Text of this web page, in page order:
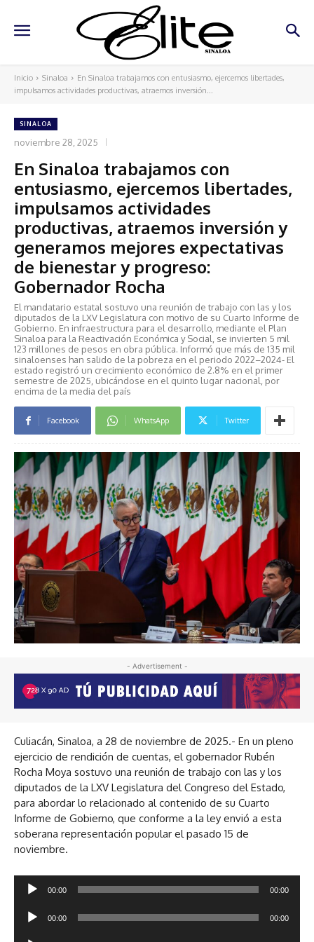
Inicio Sinaloa
En Sinaloa trabajamos con entusiasmo, ejercemos libertades,
impulsamos actividades productivas, atraemos inversión...
SINALOA
noviembre 28, 2025
En Sinaloa trabajamos con
entusiasmo, ejercemos libertades,
impulsamos actividades
productivas, atraemos inversión y
generamos mejores expectativas
de bienestar y progreso:
Gobernador Rocha
El mandatario estatal sostuvo una reunión de trabajo con las y los
diputados de la LXV Legislatura con motivo de su Cuarto Informe de
Gobierno. En infraestructura para el desarrollo, mediante el Plan
Sinaloa para la Reactivación Económica y Social, se invierten 5 mil
123 millones de pesos en obra pública. Informó que más de 135 mil
sinaloenses han salido de la pobreza en el periodo 2022–2024- El
estado registró un crecimiento económico de 2.8% en el primer
semestre de 2025, ubicándose en el quinto lugar nacional, por
encima de la media del país
Facebook WhatsApp Twitter
- Advertisement -
Culiacán, Sinaloa, a 28 de noviembre de 2025.- En un pleno
ejercicio de rendición de cuentas, el gobernador Rubén
Rocha Moya sostuvo una reunión de trabajo con las y los
diputados de la LXV Legislatura del Congreso del Estado,
para abordar lo relacionado al contenido de su Cuarto
Informe de Gobierno, que conforme a la ley envió a esta
soberana representación popular el pasado 15 de
noviembre.
00:00 00:00
00:00 00:00